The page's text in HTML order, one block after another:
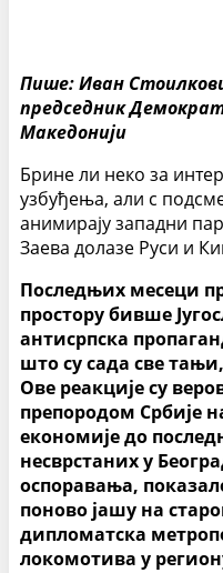
Пише: Иван
председник
Македонији
Брине ли неко за
узбуђења, али с
анимирају западни
Заева долазе Руси и
Последњих месеци
простору бивше
антисрпска
што су сада све
Ове реакције су
препородом Србије
економије до
несврстаних у
оспоравања,
поново јашу на
дипломатска
локомотива у